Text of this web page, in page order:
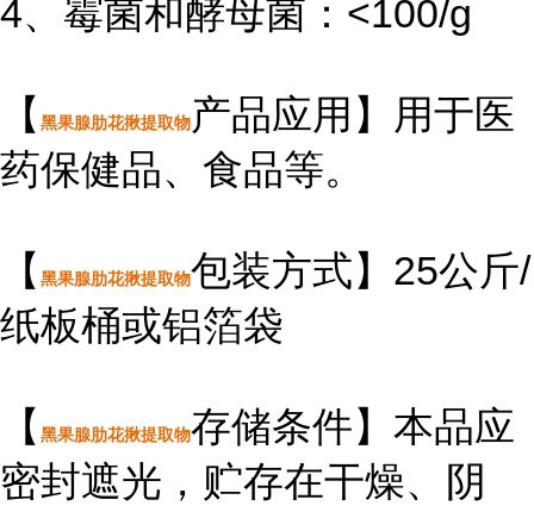
4、霉菌和酵母菌：<100/g
【 黑果腺肋花揪提取物 产品应用】用于医
药保健品、食品等。
【 黑果腺肋花揪提取物包装方式】25公斤/
纸板桶或铝箔袋
【 黑果腺肋花揪提取物存储条件】本品应
密封遮光，贮存在干燥、阴